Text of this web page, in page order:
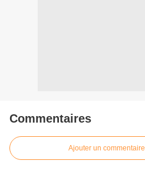
Commentaires
Ajouter un commentaire